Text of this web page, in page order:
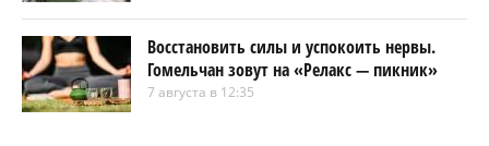
Восстановить силы и успокоить нервы.
Гомельчан зовут на «Релакс — пикник»
7 августа в 12:35